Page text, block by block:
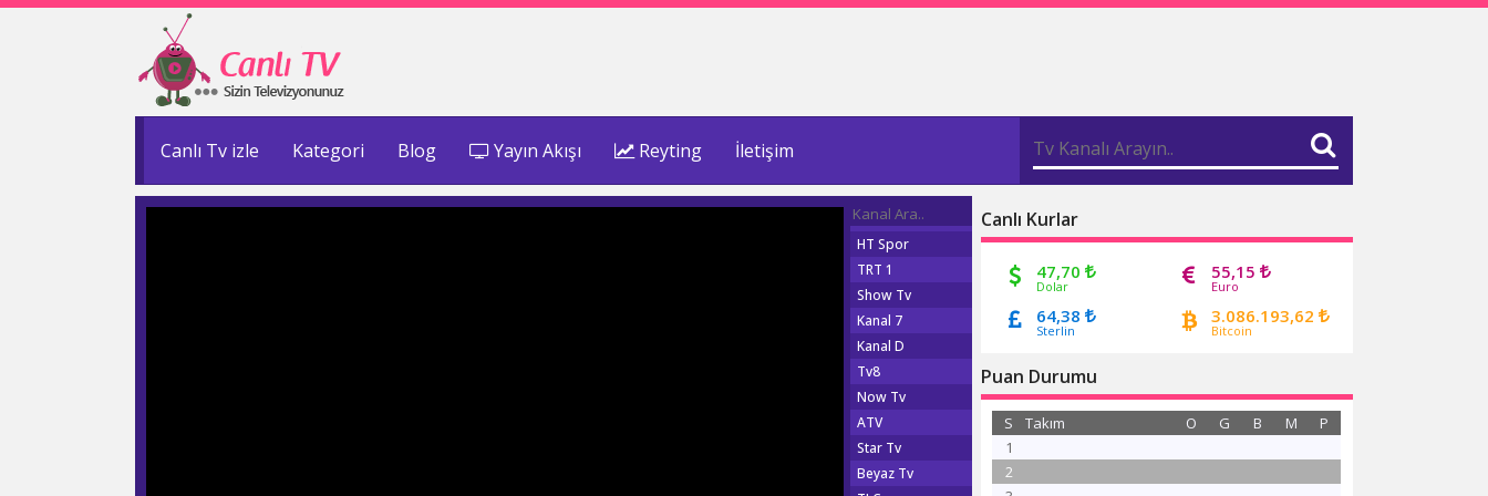
Canlı Tv izle Kategori Blog Yayın Akışı Reyting İletişim
HT Spor
TRT 1
Show Tv
Kanal 7
Kanal D
Tv8
Now Tv
ATV
Star Tv
Beyaz Tv
Canlı Kurlar
47,70
Dolar
55,15
Euro
64,38
Sterlin
3.086.193,62
Bitcoin
Puan Durumu
S Takım P
M
B
G
O
1
2